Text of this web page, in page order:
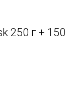
250 г + 150